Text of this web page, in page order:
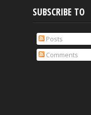
SUBSCRIBE TO
Posts
Comments